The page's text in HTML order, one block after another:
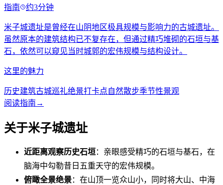
指南 约3分钟
米子城遗址是曾经在山阴地区极具规模与影响力的古城遗址。
虽然原本的建筑结构已不复存在，但通过精巧堆砌的石垣与基
石，依然可以窥见当时城郭的宏伟规模与结构设计。
这里的魅力
历史建筑古城巡礼绝景打卡点自然散步季节性景观
阅读指南 →
关于米子城遗址
近距离观察历史石垣：亲眼感受精巧的石垣与基石，在
脑海中勾勒昔日五重天守的宏伟规模。
俯瞰全景绝景：在山顶一览众山小，同时将大山、中海